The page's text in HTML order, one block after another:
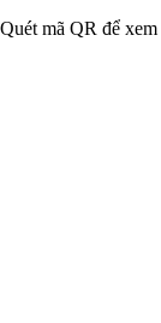
Quét mã QR để